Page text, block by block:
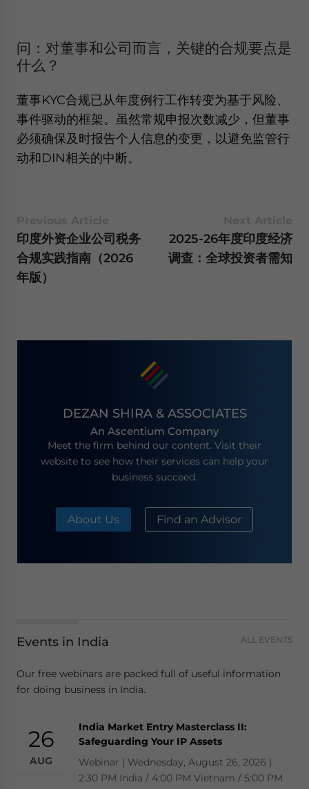
问：对董事和公司而言，关键的合规要点是
什么？
董事KYC合规已从年度例行工作转变为基于风险、
事件驱动的框架。虽然常规申报次数减少，但董事
必须确保及时报告个人信息的变更，以避免监管行
动和DIN相关的中断。
印度外资企业公司税务
合规实践指南（2026
年版）
2025-26年度印度经济
调查：全球投资者需知
DEZAN SHIRA & ASSOCIATES
An Ascentium Company
Meet the firm behind our content. Visit their
website to see how their services can help your
business succeed.
About Us Find an Advisor
Events in India ALL EVENTS
Our free webinars are packed full of useful information
for doing business in India.
26
AUG
India Market Entry Masterclass II:
Safeguarding Your IP Assets
Webinar | Wednesday, August 26, 2026 |
2:30 PM India / 4:00 PM Vietnam / 5:00 PM